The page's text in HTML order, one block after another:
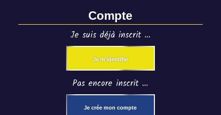
Compte
Je suis déjà inscrit ...
Je m'identifie
Pas encore inscrit ...
Je crée mon compte